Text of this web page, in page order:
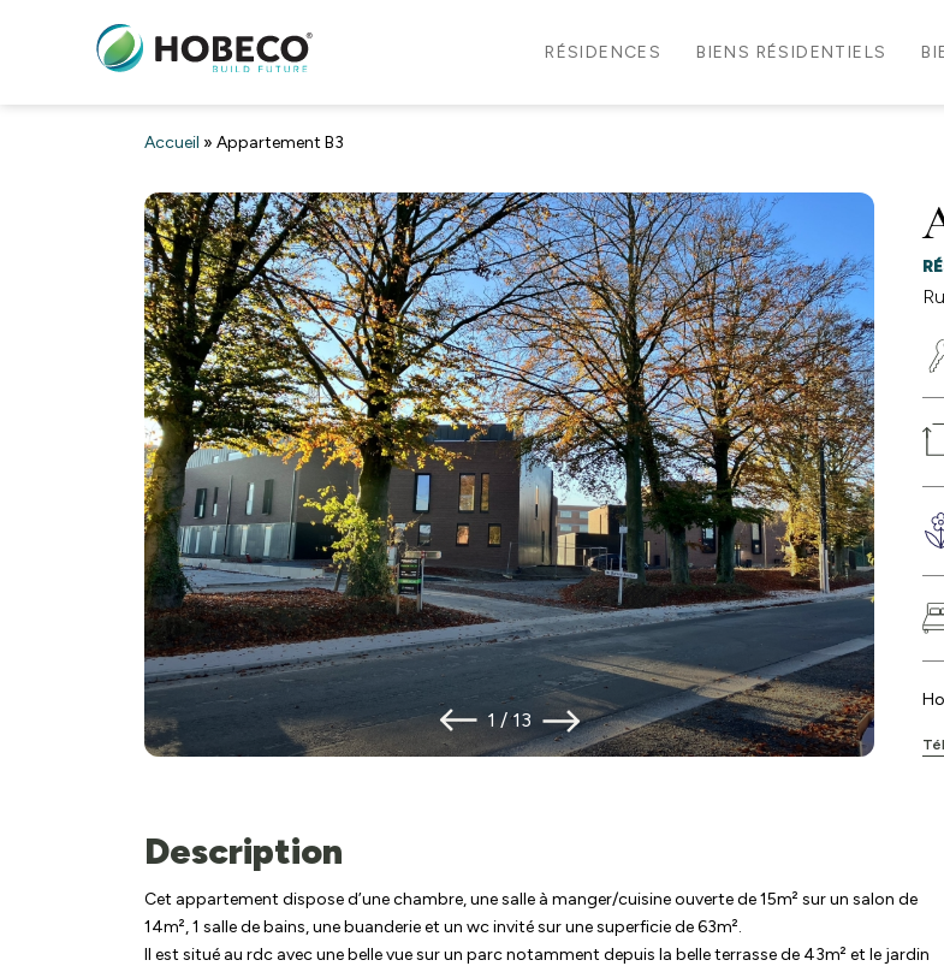
RÉSIDENCES BIENS RÉSIDENTIELS
Accueil » Appartement B3
1 /13
Description
Cet appartement dispose d’une chambre, une salle à manger/cuisine ouverte de 15m² sur un salon de
14m², 1 salle de bains, une buanderie et un wc invité sur une superficie de 63m².
Il est situé au rdc avec une belle vue sur un parc notamment depuis la belle terrasse de 43m² et le jardin